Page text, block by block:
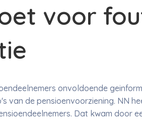
voor
onvoldoende
van de pensioenvoorziening. NN
Dat kwam door